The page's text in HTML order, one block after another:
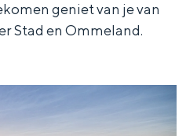
de
G
geniet van je van
Stad en Ommeland.